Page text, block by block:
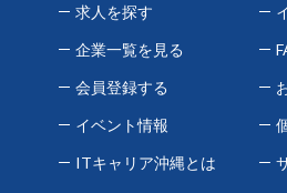
求人を探す
企業一覧を見る
会員登録する
イベント情報
ITキャリア沖縄とは